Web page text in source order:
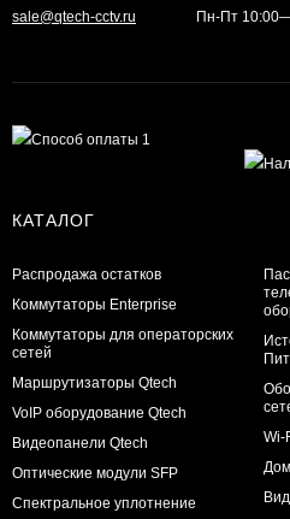
sale@qtech-cctv.ru Пн-Пт
КАТАЛОГ
Распродажа остатков
Коммутаторы Enterprise
Коммутаторы для операторских
сетей
Маршрутизаторы Qtech
VoIP оборудование Qtech
Видеопанели Qtech
Оптические модули SFP
Спектральное уплотнение
Wi-